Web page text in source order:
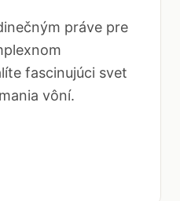
práve pre
fascinujúci svet
vôní.